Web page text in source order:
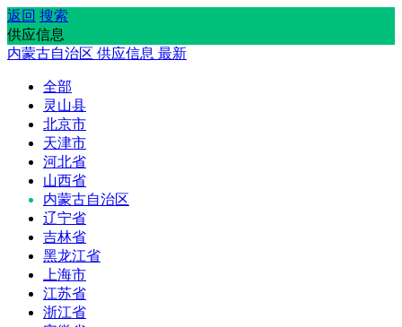
返回 搜索
供应信息
内蒙古自治区 供应信息 最新
全部
灵山县
北京市
天津市
河北省
山西省
内蒙古自治区
辽宁省
吉林省
黑龙江省
上海市
江苏省
浙江省